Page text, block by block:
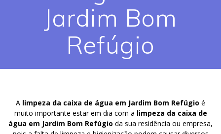
Jardim Bom
Refúgio
A limpeza da caixa de água em Jardim Bom Refúgio é
muito importante estar em dia com a limpeza da caixa de
água em Jardim Bom Refúgio da sua residência ou empresa,